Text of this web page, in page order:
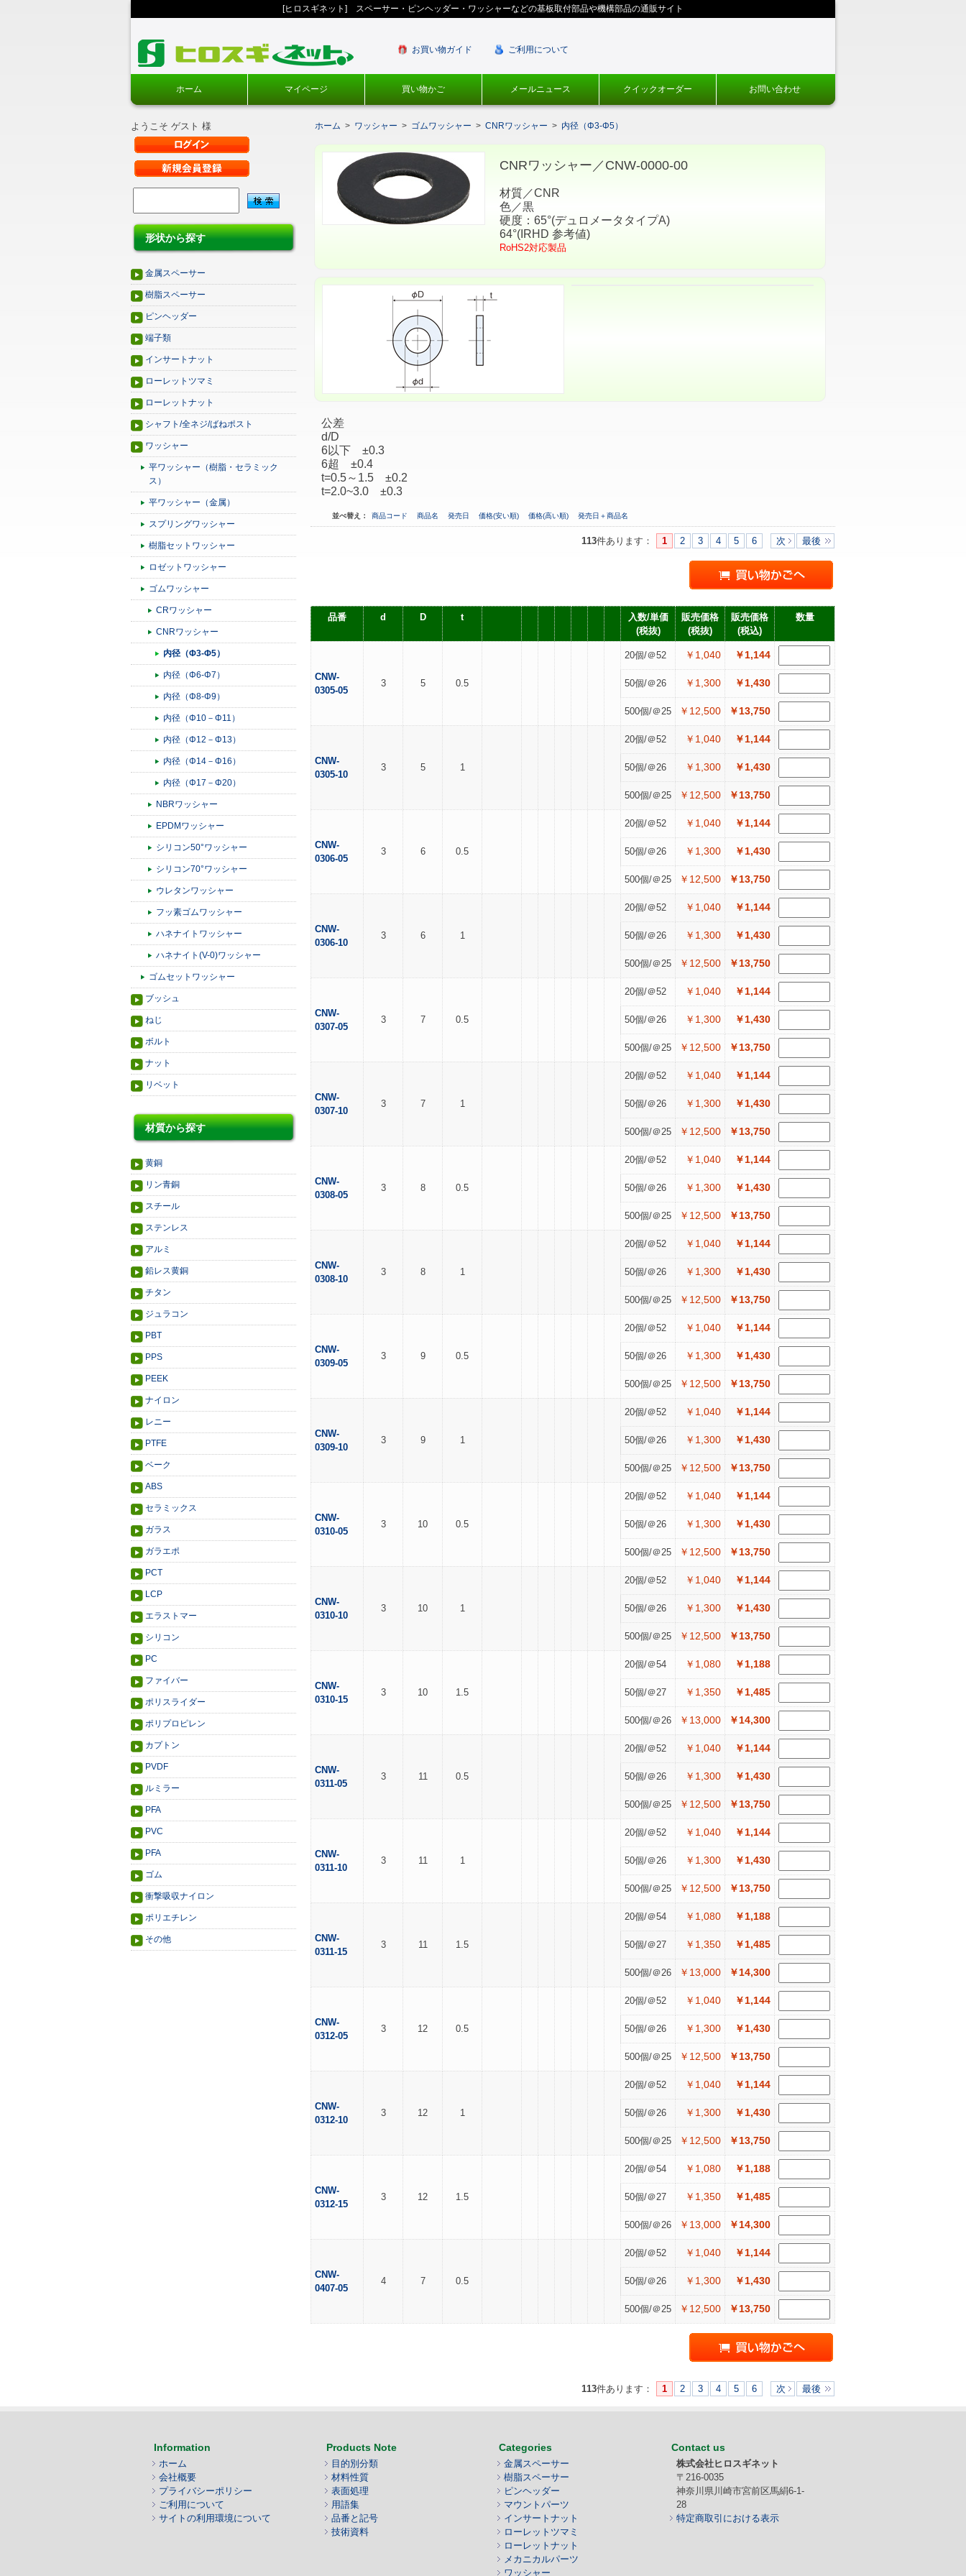
[ヒロスギネット] スペーサー・ピンヘッダー・ワッシャーなどの基板取付部品や機構部品の通販サイト
お買い物ガイド ご利用について
ホーム マイページ 買い物かご メールニュース クイックオーダー お問い合わせ
ようこそ ゲスト 様
形状から探す
金属スペーサー
樹脂スペーサー
ピンヘッダー
端子類
インサートナット
ローレットツマミ
ローレットナット
シャフト/全ネジ/ばねポスト
ワッシャー
平ワッシャー（樹脂・セラミック
ス）
平ワッシャー（金属）
スプリングワッシャー
樹脂セットワッシャー
ロゼットワッシャー
ゴムワッシャー
CRワッシャー
CNRワッシャー
内径（Φ3-Φ5）
内径（Φ6-Φ7）
内径（Φ8-Φ9）
内径（Φ10－Φ11）
内径（Φ12－Φ13）
内径（Φ14－Φ16）
内径（Φ17－Φ20）
NBRワッシャー
EPDMワッシャー
シリコン50°ワッシャー
シリコン70°ワッシャー
ウレタンワッシャー
フッ素ゴムワッシャー
ハネナイトワッシャー
ハネナイト(V-0)ワッシャー
ゴムセットワッシャー
ブッシュ
ねじ
ボルト
ナット
リベット
材質から探す
黄銅
リン青銅
スチール
ステンレス
アルミ
鉛レス黄銅
チタン
ジュラコン
PBT
PPS
PEEK
ナイロン
レニー
PTFE
ベーク
ABS
セラミックス
ガラス
ガラエポ
PCT
LCP
エラストマー
シリコン
PC
ファイバー
ポリスライダー
ポリプロピレン
カプトン
PVDF
ルミラー
PFA
PVC
PFA
ゴム
衝撃吸収ナイロン
ポリエチレン
その他
ホーム > ワッシャー > ゴムワッシャー > CNRワッシャー > 内径（Φ3-Φ5）
CNRワッシャー／CNW-0000-00
材質／CNR
色／黒
硬度：65°(デュロメータタイプA)
64°(IRHD 参考値)
RoHS2対応製品
公差
d/D
6以下 ±0.3
6超 ±0.4
t=0.5～1.5 ±0.2
t=2.0~3.0 ±0.3
並べ替え： 商品コード 商品名 発売日 価格(安い順) 価格(高い順) 発売日＋商品名
113件あります ： 1 2 3 4 5 6 次 最後
品番 d D t
入数/単価
(税抜)
販売価格
(税抜)
販売価格
(税込)
数量
CNW-
0305-05
3 5 0.5
20個/＠52 ￥1,040 ￥1,144
50個/＠26 ￥1,300 ￥1,430
500個/＠25 ￥12,500 ￥13,750
CNW-
0305-10
3 5 1
20個/＠52 ￥1,040 ￥1,144
50個/＠26 ￥1,300 ￥1,430
500個/＠25 ￥12,500 ￥13,750
CNW-
0306-05
3 6 0.5
20個/＠52 ￥1,040 ￥1,144
50個/＠26 ￥1,300 ￥1,430
500個/＠25 ￥12,500 ￥13,750
CNW-
0306-10
3 6 1
20個/＠52 ￥1,040 ￥1,144
50個/＠26 ￥1,300 ￥1,430
500個/＠25 ￥12,500 ￥13,750
CNW-
0307-05
3 7 0.5
20個/＠52 ￥1,040 ￥1,144
50個/＠26 ￥1,300 ￥1,430
500個/＠25 ￥12,500 ￥13,750
CNW-
0307-10
3 7 1
20個/＠52 ￥1,040 ￥1,144
50個/＠26 ￥1,300 ￥1,430
500個/＠25 ￥12,500 ￥13,750
CNW-
0308-05
3 8 0.5
20個/＠52 ￥1,040 ￥1,144
50個/＠26 ￥1,300 ￥1,430
500個/＠25 ￥12,500 ￥13,750
CNW-
0308-10
3 8 1
20個/＠52 ￥1,040 ￥1,144
50個/＠26 ￥1,300 ￥1,430
500個/＠25 ￥12,500 ￥13,750
CNW-
0309-05
3 9 0.5
20個/＠52 ￥1,040 ￥1,144
50個/＠26 ￥1,300 ￥1,430
500個/＠25 ￥12,500 ￥13,750
CNW-
0309-10
3 9 1
20個/＠52 ￥1,040 ￥1,144
50個/＠26 ￥1,300 ￥1,430
500個/＠25 ￥12,500 ￥13,750
CNW-
0310-05
3 10 0.5
20個/＠52 ￥1,040 ￥1,144
50個/＠26 ￥1,300 ￥1,430
500個/＠25 ￥12,500 ￥13,750
CNW-
0310-10
3 10 1
20個/＠52 ￥1,040 ￥1,144
50個/＠26 ￥1,300 ￥1,430
500個/＠25 ￥12,500 ￥13,750
CNW-
0310-15
3 10 1.5
20個/＠54 ￥1,080 ￥1,188
50個/＠27 ￥1,350 ￥1,485
500個/＠26 ￥13,000 ￥14,300
CNW-
0311-05
3 11 0.5
20個/＠52 ￥1,040 ￥1,144
50個/＠26 ￥1,300 ￥1,430
500個/＠25 ￥12,500 ￥13,750
CNW-
0311-10
3 11 1
20個/＠52 ￥1,040 ￥1,144
50個/＠26 ￥1,300 ￥1,430
500個/＠25 ￥12,500 ￥13,750
CNW-
0311-15
3 11 1.5
20個/＠54 ￥1,080 ￥1,188
50個/＠27 ￥1,350 ￥1,485
500個/＠26 ￥13,000 ￥14,300
CNW-
0312-05
3 12 0.5
20個/＠52 ￥1,040 ￥1,144
50個/＠26 ￥1,300 ￥1,430
500個/＠25 ￥12,500 ￥13,750
CNW-
0312-10
3 12 1
20個/＠52 ￥1,040 ￥1,144
50個/＠26 ￥1,300 ￥1,430
500個/＠25 ￥12,500 ￥13,750
CNW-
0312-15
3 12 1.5
20個/＠54 ￥1,080 ￥1,188
50個/＠27 ￥1,350 ￥1,485
500個/＠26 ￥13,000 ￥14,300
CNW-
0407-05
4 7 0.5
20個/＠52 ￥1,040 ￥1,144
50個/＠26 ￥1,300 ￥1,430
500個/＠25 ￥12,500 ￥13,750
113件あります ： 1 2 3 4 5 6 次 最後
Information
ホーム
会社概要
プライバシーポリシー
ご利用について
サイトの利用環境について
Products Note
目的別分類
材料性質
表面処理
用語集
品番と記号
技術資料
Categories
金属スペーサー
樹脂スペーサー
ピンヘッダー
マウントパーツ
インサートナット
ローレットツマミ
ローレットナット
メカニカルパーツ
ワッシャー
Contact us
株式会社ヒロスギネット
〒216-0035
神奈川県川崎市宮前区馬絹6-1-
28
特定商取引における表示